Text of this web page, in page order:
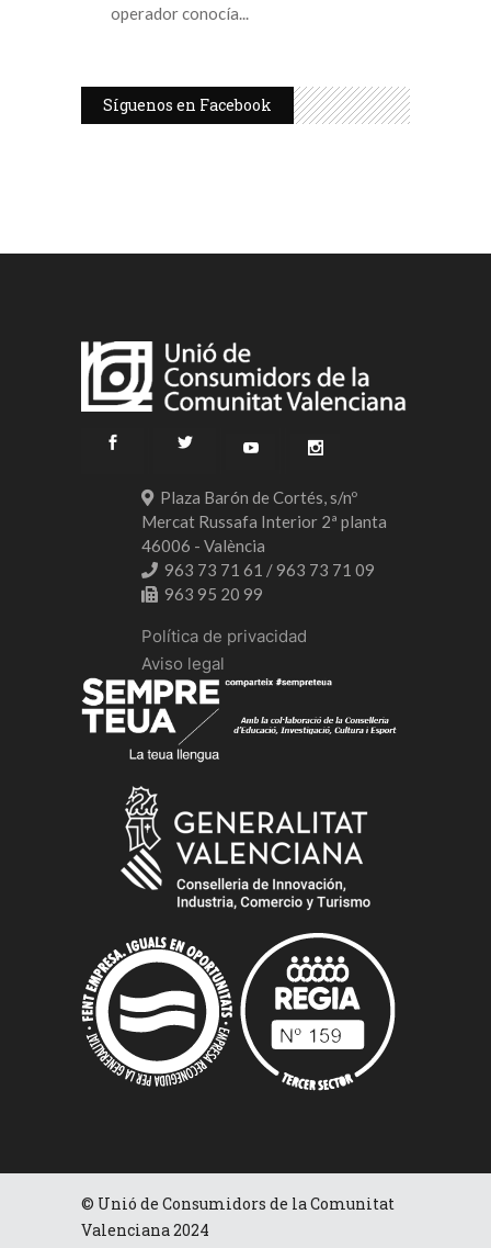
operador conocía
Síguenos en Facebook
Plaza Barón de Cortés, s/nº
Mercat Russafa Interior 2ª planta
46006 - València
963 73 71 61 / 963 73 71 09
963 95 20 99
Política de privacidad
Aviso legal
© Unió de Consumidors de la Comunitat
Valenciana 2024